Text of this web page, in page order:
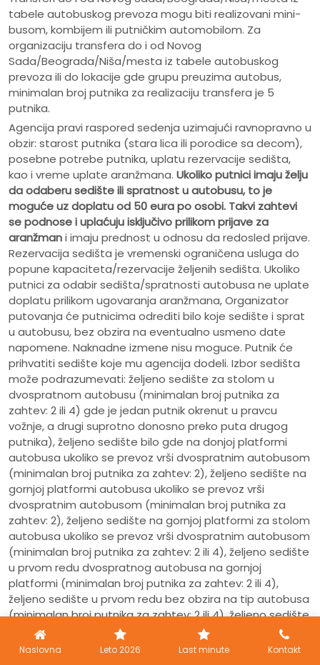
tabele autobuskog prevoza mogu biti realizovani mini-
busom, kombijem ili putničkim automobilom. Za
organizaciju transfera do i od Novog
Sada/Beograda/Niša/mesta iz tabele autobuskog
prevoza ili do lokacije gde grupu preuzima autobus,
minimalan broj putnika za realizaciju transfera je 5
putnika.
Agencija pravi raspored sedenja uzimajući ravnopravno u
obzir: starost putnika (stara lica ili porodice sa decom),
posebne potrebe putnika, uplatu rezervacije sedišta,
kao i vreme uplate aranžmana. Ukoliko putnici imaju želju
da odaberu sedište ili spratnost u autobusu, to je
moguće uz doplatu od 50 eura po osobi. Takvi zahtevi
se podnose i uplaćuju isključivo prilikom prijave za
aranžmani imaju prednost u odnosu da redosled prijave.
Rezervacija sedišta je vremenski ograničena usluga do
popune kapaciteta/rezervacije željenih sedišta. Ukoliko
putnici za odabir sedišta/spratnosti autobusa ne uplate
doplatu prilikom ugovaranja aranžmana, Organizator
putovanja će putnicima odrediti bilo koje sedište i sprat
u autobusu, bez obzira na eventualno usmeno date
napomene. Naknadne izmene nisu moguce. Putnik će
prihvatiti sedište koje mu agencija dodeli. Izbor sedišta
može podrazumevati: željeno sedište za stolom u
dvospratnom autobusu (minimalan broj putnika za
zahtev: 2 ili 4) gde je jedan putnik okrenut u pravcu
vožnje, a drugi suprotno donosno preko puta drugog
putnika), željeno sedište bilo gde na donjoj platformi
autobusa ukoliko se prevoz vrši dvospratnim autobusom
(minimalan broj putnika za zahtev: 2), željeno sedište na
gornjoj platformi autobusa ukoliko se prevoz vrši
dvospratnim autobusom (minimalan broj putnika za
zahtev: 2), željeno sedište na gornjoj platformi za stolom
autobusa ukoliko se prevoz vrši dvospratnim autobusom
(minimalan broj putnika za zahtev: 2 ili 4), željeno sedište
u prvom redu dvospratnog autobusa na gornjoj
platformi (minimalan broj putnika za zahtev: 2 ili 4),
željeno sedište u prvom redu bez obzira na tip autobusa
(minimalan broj putnika za zahtev: 2 ili 4), željeno sedište
u prvom redu kod drugih vrata autobusa bez obzira na
tip autobusa (minimalan broj putnika za zahtev: 2),
Naslovna Leto 2026 Last minute Kontakt